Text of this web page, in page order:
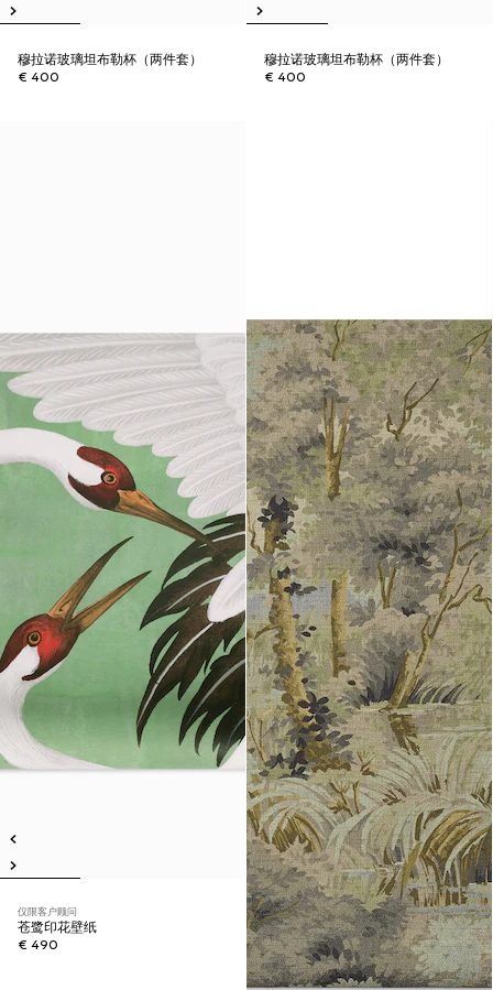
穆拉诺玻璃坦布勒杯（两件套）
€ 400
穆拉诺玻璃坦布勒杯（两件套）
€ 400
仅限客户顾问
苍鹭印花壁纸
€ 490